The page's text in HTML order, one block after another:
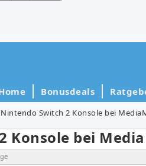
Bonusdeals
Nintendo Switch 2 Konsole bei
Konsole bei